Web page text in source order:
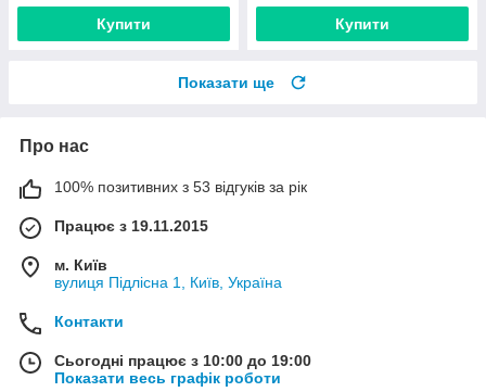
Купити Купити
Показати ще
Про нас
100% позитивних з 53 відгуків за рік
Працює з 19.11.2015
м. Київ
вулиця Підлісна 1, Київ, Україна
Контакти
Сьогодні працює з 10:00 до 19:00
Показати весь графік роботи